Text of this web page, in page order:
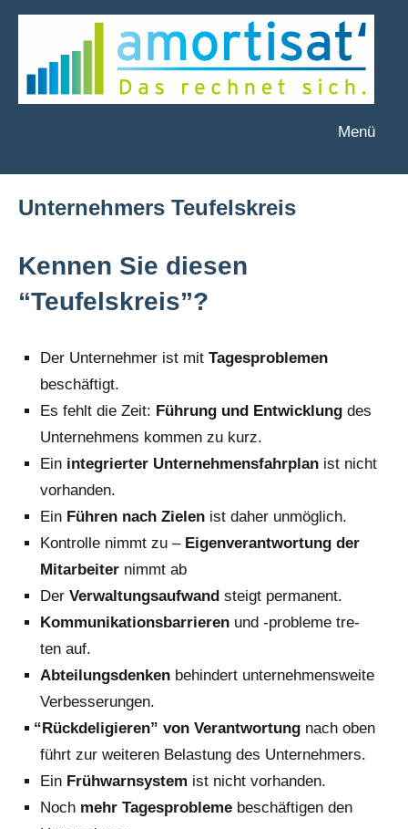
Zum
springen
´
Menü
Unternehmers Teufelskreis
Kennen Sie diesen
“Teufelskreis”?
Der Unter­neh­mer ist mit Tages­pro­ble­men
beschäf­tigt.
Es fehlt die Zeit: Füh­rung und Ent­wick­lung des
Unter­neh­mens kom­men zu kurz.
Ein inte­grier­ter Unter­neh­mens­fahr­plan ist nicht
vorhanden.
Ein Füh­ren nach Zie­len ist daher unmöglich.
Kon­trol­le nimmt zu – Eigen­ver­ant­wor­tung der
Mit­ar­bei­ter nimmt ab
Der Ver­wal­tungs­auf­wand steigt per­ma­nent.
Kom­mu­ni­ka­ti­ons­bar­rie­ren und ‑pro­ble­me tre­
ten auf.
Abtei­lungs­den­ken behin­dert unter­neh­mens­wei­te
Verbesserungen.
“Rück­de­li­gie­ren” von Ver­ant­wor­tung nach oben
führt zur wei­te­ren Belas­tung des Unternehmers.
Ein Früh­warn­sys­tem ist nicht vorhanden.
Noch mehr Tages­pro­ble­me beschäf­ti­gen den